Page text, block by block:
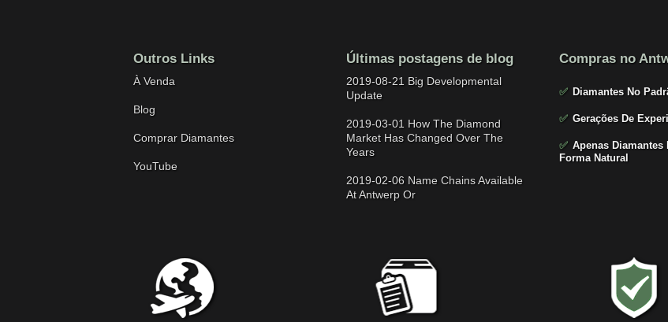
Outros Links
À Venda
Blog
Comprar Diamantes
YouTube
Últimas postagens de blog
2019-08-21 Big Developmental
Update
2019-03-01 How The Diamond
Market Has Changed Over The
Years
2019-02-06 Name Chains Available
At Antwerp Or
Compras no
✅ Diamantes No
✅ Gerações De
✅ Apenas Diamantes
Forma Natural